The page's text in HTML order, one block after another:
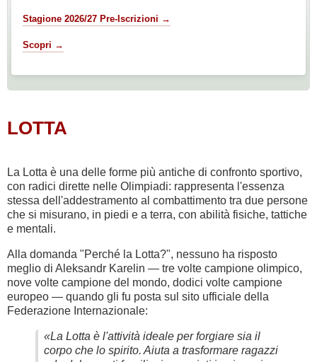
Stagione 2026/27 Pre-Iscrizioni →
Scopri →
LOTTA
La Lotta è una delle forme più antiche di confronto sportivo,
con radici dirette nelle Olimpiadi: rappresenta l'essenza
stessa dell'addestramento al combattimento tra due persone
che si misurano, in piedi e a terra, con abilità fisiche, tattiche
e mentali.
Alla domanda "Perché la Lotta?", nessuno ha risposto
meglio di Aleksandr Karelin — tre volte campione olimpico,
nove volte campione del mondo, dodici volte campione
europeo — quando gli fu posta sul sito ufficiale della
Federazione Internazionale:
«La Lotta è l'attività ideale per forgiare sia il
corpo che lo spirito. Aiuta a trasformare ragazzi